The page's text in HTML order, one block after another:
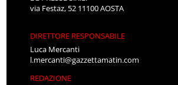
via Festaz, 52 11100 AOSTA
DIRETTORE RESPONSABILE
Luca Mercanti
l.mercanti@gazzettamatin.com
REDAZIONE